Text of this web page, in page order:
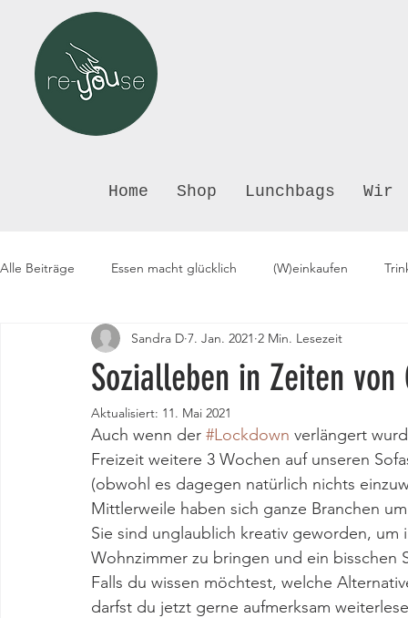
Home Shop Lunchbags Wir
Alle Beiträge Essen macht glücklich (W)einkaufen
Sozialleben in Zeiten von
Sandra D 7. Jan. 2021 2 Min. Lesezeit
Aktualisiert: 11. Mai 2021
Auch wenn der #Lockdown verlängert
Freizeit weitere 3 Wochen auf unseren
(obwohl es dagegen natürlich nichts
Mittlerweile haben sich ganze Branchen
Sie sind unglaublich kreativ geworden,
Wohnzimmer zu bringen und ein bisschen
Falls du wissen möchtest, welche
darfst du jetzt gerne aufmerksam